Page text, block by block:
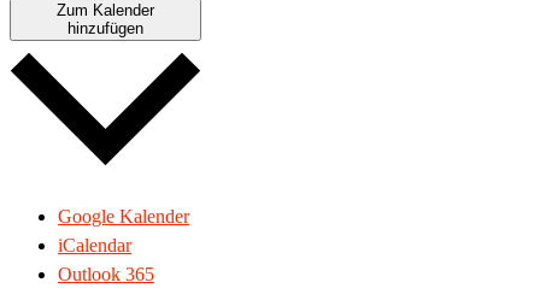
Zum Kalender
hinzufügen
Google Kalender
iCalendar
Outlook 365